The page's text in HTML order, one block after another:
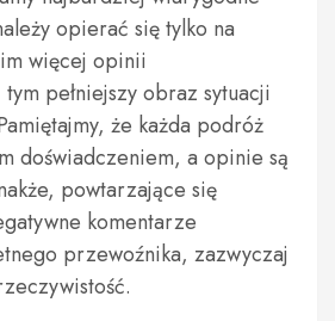
opierać się tylko na
więcej opinii
pełniejszy obraz sytuacji
że każda podróż
doświadczeniem, a opinie są
powtarzające się
komentarze
przewoźnika, zazwyczaj